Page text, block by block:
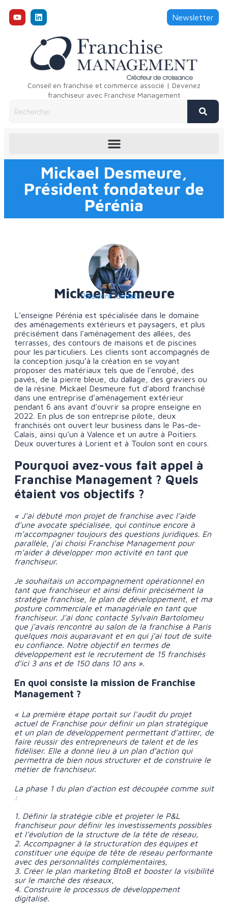
Newsletter
Conseil en franchise et commerce associé | Devenez
franchiseur avec Franchise Management
Mickael Desmeure,
Président fondateur de
Pérénia
Mickael Desmeure
Président fondateur
L’enseigne Pérénia est spécialisée dans le domaine
des aménagements extérieurs et paysagers, et plus
précisément dans l’aménagement des allées, des
terrasses, des contours de maisons et de piscines
pour les particuliers. Les clients sont accompagnés de
la conception jusqu’à la création en se voyant
proposer des matériaux tels que de l’enrobé, des
pavés, de la pierre bleue, du dallage, des graviers ou
de la résine. Mickael Desmeure fut d’abord franchisé
dans une entreprise d’aménagement extérieur
pendant 6 ans avant d’ouvrir sa propre enseigne en
2022. En plus de son entreprise pilote, deux
franchisés ont ouvert leur business dans le Pas-de-
Calais, ainsi qu’un à Valence et un autre à Poitiers.
Deux ouvertures à Lorient et à Toulon sont en cours.
Pourquoi avez-vous fait appel à
Franchise Management ? Quels
étaient vos objectifs ?
« J’ai débuté mon projet de franchise avec l’aide
d’une avocate spécialisée, qui continue encore à
m’accompagner toujours des questions juridiques. En
parallèle, j’ai choisi Franchise Management pour
m’aider à développer mon activité en tant que
franchiseur.
Je souhaitais un accompagnement opérationnel en
tant que franchiseur et ainsi définir précisément la
stratégie franchise, le plan de développement, et ma
posture commerciale et managériale en tant que
franchiseur. J’ai donc contacté Sylvain Bartolomeu
que j’avais rencontré au salon de la franchise à Paris
quelques mois auparavant et en qui j’ai tout de suite
eu confiance. Notre objectif en termes de
développement est le recrutement de 15 franchisés
d’ici 3 ans et de 150 dans 10 ans ».
En quoi consiste la mission de Franchise
Management ?
« La première étape portait sur l’audit du projet
actuel de Franchise pour définir un plan stratégique
et un plan de développement permettant d’attirer, de
faire réussir des entrepreneurs de talent et de les
fidéliser. Elle a donné lieu à un plan d’action qui
permettra de bien nous structurer et de construire le
métier de franchiseur.
La phase 1 du plan d’action est découpée comme suit
:
1. Définir la stratégie cible et projeter le P&L
franchiseur pour définir les investissements possibles
et l’évolution de la structure de la tête de réseau,
2. Accompagner à la structuration des équipes et
constituer une équipe de tête de réseau performante
avec des personnalités complémentaires,
3. Créer le plan marketing BtoB et booster la visibilité
sur le marché des réseaux,
4. Construire le processus de développement
digitalisé.